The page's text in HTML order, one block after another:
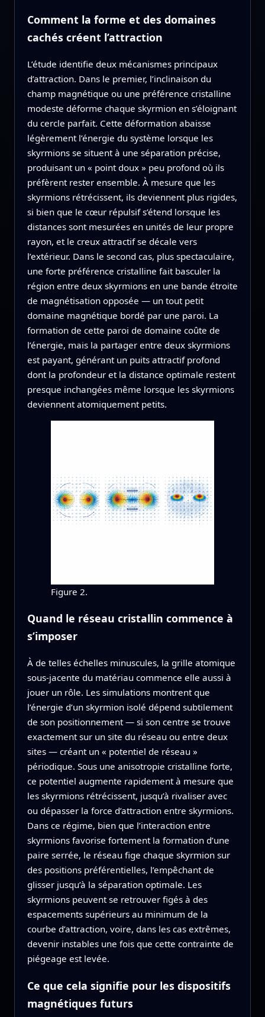
Comment la forme et des domaines
cachés créent l’attraction
L’étude identifie deux mécanismes principaux
d’attraction. Dans le premier, l’inclinaison du
champ magnétique ou une préférence cristalline
modeste déforme chaque skyrmion en s’éloignant
du cercle parfait. Cette déformation abaisse
légèrement l’énergie du système lorsque les
skyrmions se situent à une séparation précise,
produisant un « point doux » peu profond où ils
préfèrent rester ensemble. À mesure que les
skyrmions rétrécissent, ils deviennent plus rigides,
si bien que le cœur répulsif s’étend lorsque les
distances sont mesurées en unités de leur propre
rayon, et le creux attractif se décale vers
l’extérieur. Dans le second cas, plus spectaculaire,
une forte préférence cristalline fait basculer la
région entre deux skyrmions en une bande étroite
de magnétisation opposée — un tout petit
domaine magnétique bordé par une paroi. La
formation de cette paroi de domaine coûte de
l’énergie, mais la partager entre deux skyrmions
est payant, générant un puits attractif profond
dont la profondeur et la distance optimale restent
presque inchangées même lorsque les skyrmions
deviennent atomiquement petits.
Figure 2.
Quand le réseau cristallin commence à
s’imposer
À de telles échelles minuscules, la grille atomique
sous‑jacente du matériau commence elle aussi à
jouer un rôle. Les simulations montrent que
l’énergie d’un skyrmion isolé dépend subtilement
de son positionnement — si son centre se trouve
exactement sur un site du réseau ou entre deux
sites — créant un « potentiel de réseau »
périodique. Sous une anisotropie cristalline forte,
ce potentiel augmente rapidement à mesure que
les skyrmions rétrécissent, jusqu’à rivaliser avec
ou dépasser la force d’attraction entre skyrmions.
Dans ce régime, bien que l’interaction entre
skyrmions favorise fortement la formation d’une
paire serrée, le réseau fige chaque skyrmion sur
des positions préférentielles, l’empêchant de
glisser jusqu’à la séparation optimale. Les
skyrmions peuvent se retrouver figés à des
espacements supérieurs au minimum de la
courbe d’attraction, voire, dans les cas extrêmes,
devenir instables une fois que cette contrainte de
piégeage est levée.
Ce que cela signifie pour les dispositifs
magnétiques futurs